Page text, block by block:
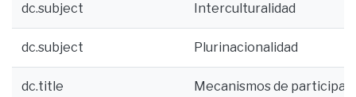
dc.subject Interculturalidad
dc.subject Plurinacionalidad
dc.title
Mecanismos de